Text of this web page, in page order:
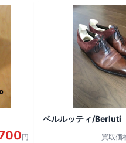
円
ベルルッティ/Berluti
買取価